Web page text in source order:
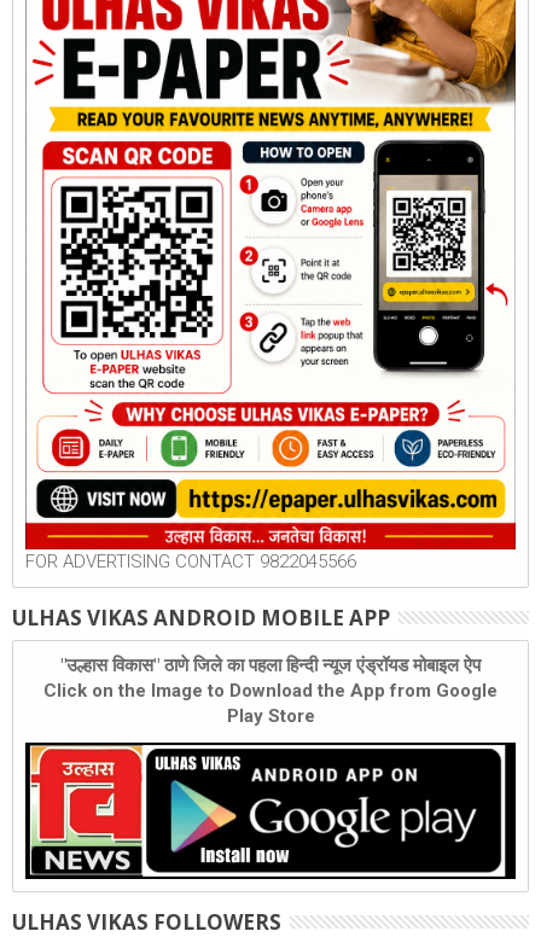
FOR ADVERTISING CONTACT 9822045566
ULHAS VIKAS ANDROID MOBILE APP
"उल्हास विकास" ठाणे जिले का पहला हिन्दी न्यूज एंड्रॉयड मोबाइल ऐप
Click on the Image to Download the App from Google
Play Store
ULHAS VIKAS FOLLOWERS